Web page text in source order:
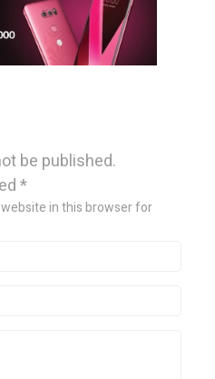
be published.
*
website in this browser for